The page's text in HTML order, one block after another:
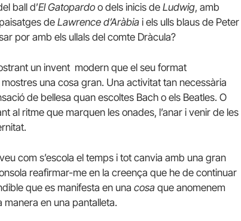
ball d’El Gatopardo o dels inicis de Ludwig, amb
deLawrence d’Aràbia i els ulls blaus de Peter
por amb els ullals del comte Dràcula?
un invent modern que el seu format
una cosa gran. Una activitat tan necessària
de bellesa quan escoltes Bach o els Beatles. O
al ritme que marquen les onades, l’anar i venir de les
com s’escola el temps i tot canvia amb una gran
reafirmar-me en la creença que he de continuar
que es manifesta en una cosa que anomenem
manera en una pantalleta.